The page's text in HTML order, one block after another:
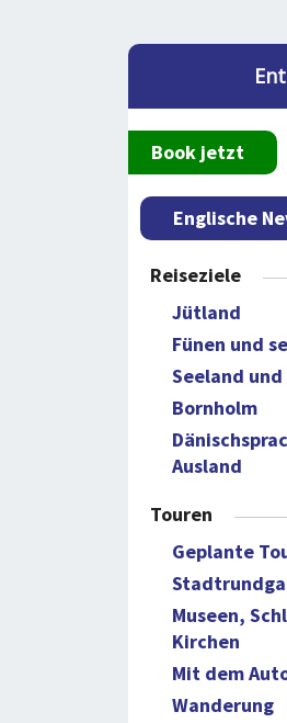
Book jetzt
Englische
Reiseziele
Jütland
Fünen und
Seeland
Bornholm
Ausland
Touren
Geplante
Museen,
Kirchen
Mit dem
Wanderung